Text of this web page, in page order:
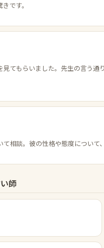
です。
見てもらいました。先生の言う通
て相談。彼の性格や態度について
師